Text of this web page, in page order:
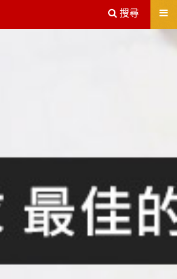
借貸疑慮，完全了解、滿意再貸！
送出
搜尋